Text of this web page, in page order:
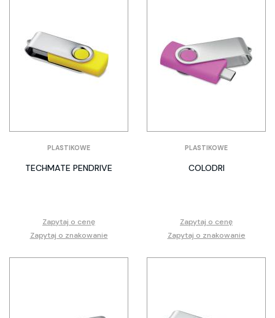
PLASTIKOWE
TECHMATE PENDRIVE
Zapytaj o cenę
Zapytaj o znakowanie
PLASTIKOWE
COLODRI
Zapytaj o cenę
Zapytaj o znakowanie